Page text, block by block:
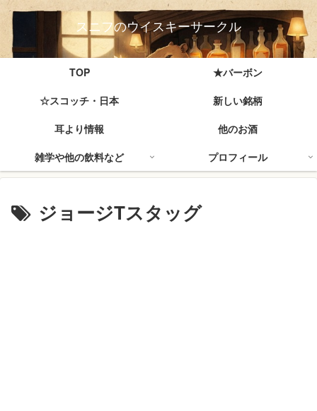
スニフのウイスキーサークル
TOP
★バーボン
☆スコッチ・日本
新しい銘柄
耳より情報
他のお酒
雑学や他の飲料など
プロフィール
ジョージTスタッグ